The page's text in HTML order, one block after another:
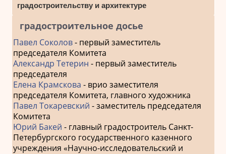
градостроительству и архитектуре
градостроительное досье
Павел Соколов- первый заместитель
председателя Комитета
Александр Тетерин - первый заместитель
председателя
Елена Крамскова - врио заместителя
председателя Комитета, главного художника
Павел Токаревский - заместитель председателя
Комитета
Юрий Бакей - главный градостроитель Санкт-
Петербургского государственного казенного
учреждения «Научно-исследовательский и